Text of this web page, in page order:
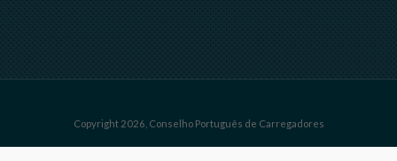
Copyright 2026, Conselho Português de Carregadores